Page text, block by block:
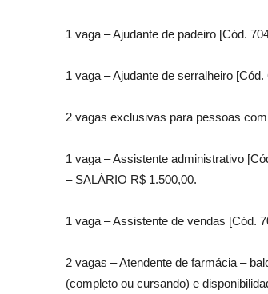
1 vaga – Ajudante de padeiro [Cód.
1 vaga – Ajudante de serralheiro
2 vagas exclusivas para pessoas
1 vaga – Assistente administrativo
– SALÁRIO R$ 1.500,00.
1 vaga – Assistente de vendas [Cód.
2 vagas – Atendente de farmácia –
(completo ou cursando) e